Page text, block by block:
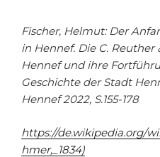
Fischer, Helmut: Der
in Hennef. Die C. Reuther
Hennef und ihre
Geschichte der Stadt
Hennef 2022, S.155-178
https://de.wikipedia.org/
hmer,_1834)